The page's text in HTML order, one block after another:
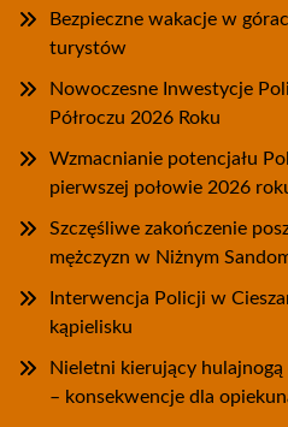
Bezpieczne wakacje w
turystów
Nowoczesne Inwestycje
Półroczu 2026 Roku
Wzmacnianie potencjału
pierwszej połowie 2026
Szczęśliwe zakończenie
mężczyzn w Niżnym
Interwencja Policji w
kąpielisku
Nieletni kierujący
– konsekwencje dla